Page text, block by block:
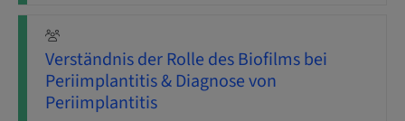
Verständnis der Rolle des Biofilms bei
Periimplantitis & Diagnose von
Periimplantitis